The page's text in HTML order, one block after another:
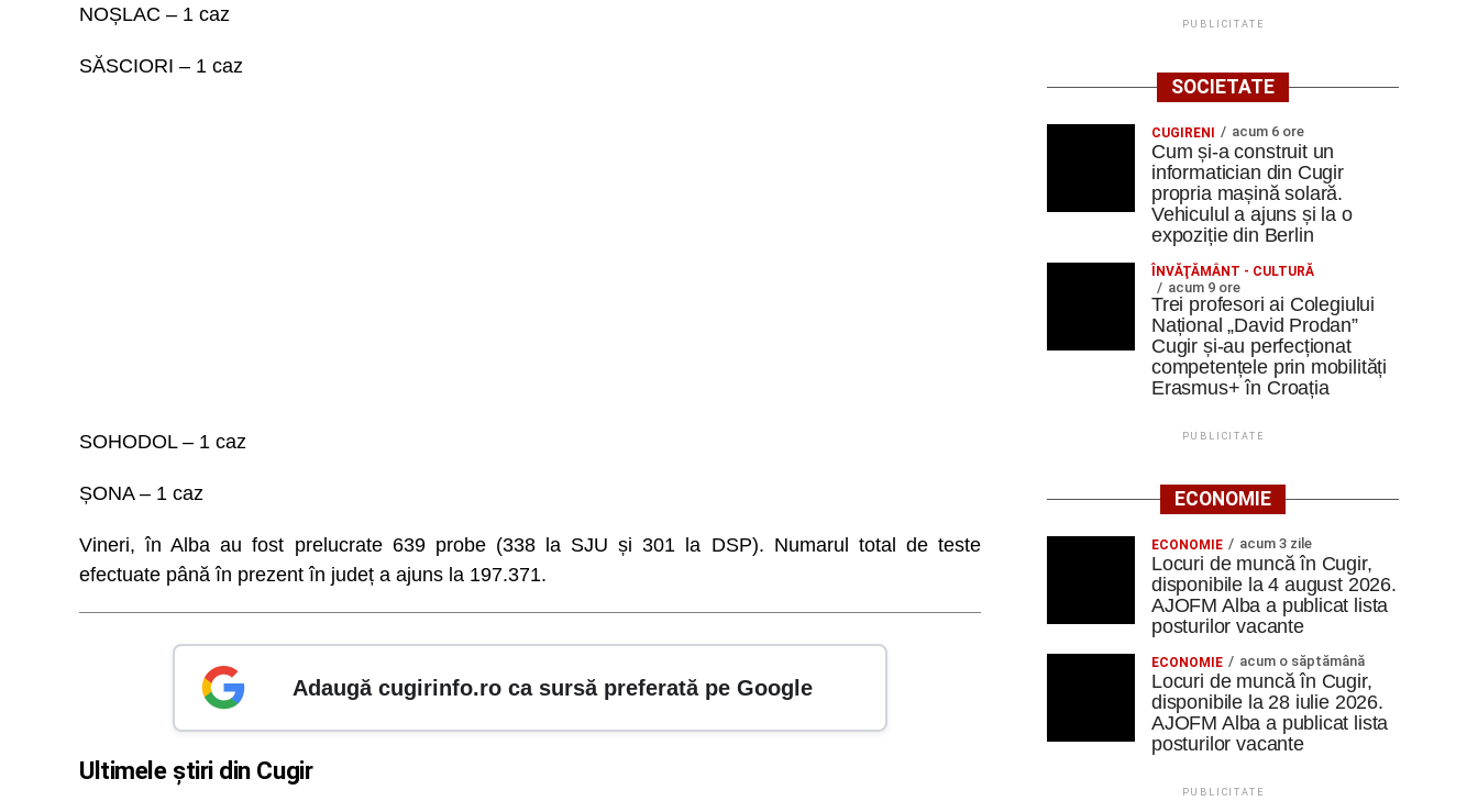
NOȘLAC – 1 caz
SĂSCIORI – 1 caz
SOHODOL – 1 caz
ȘONA – 1 caz
Vineri, în Alba au fost prelucrate 639 probe (338 la SJU și 301 la DSP). Numarul total de teste
efectuate până în prezent în județ a ajuns la 197.371.
Adaugă cugirinfo.ro ca sursă preferată pe Google
Ultimele știri din Cugir
PUBLICITATE
SOCIETATE
CUGIRENI acum 6 ore
Cum și-a construit un
informatician din Cugir
propria mașină solară.
Vehiculul a ajuns și la o
expoziție din Berlin
ÎNVĂŢĂMÂNT - CULTURĂ
acum 9 ore
Trei profesori ai Colegiului
Național „David Prodan”
Cugir și-au perfecționat
competențele prin mobilități
Erasmus+ în Croația
PUBLICITATE
ECONOMIE
ECONOMIE acum 3 zile
Locuri de muncă în Cugir,
disponibile la 4 august 2026.
AJOFM Alba a publicat lista
posturilor vacante
ECONOMIE acum o săptămână
Locuri de muncă în Cugir,
disponibile la 28 iulie 2026.
AJOFM Alba a publicat lista
posturilor vacante
PUBLICITATE